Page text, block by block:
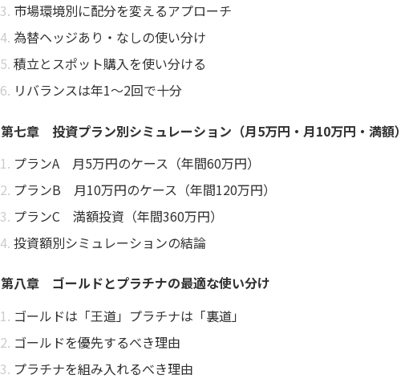
市場環境別に配分を変えるアプローチ
為替ヘッジあり・なしの使い分け
積立とスポット購入を使い分ける
リバランスは年1〜2回で十分
第七章 投資プラン別シミュレーション（月5万円・月10万円・満額）
プランA 月5万円のケース（年間60万円）
プランB 月10万円のケース（年間120万円）
プランC 満額投資（年間360万円）
投資額別シミュレーションの結論
第八章 ゴールドとプラチナの最適な使い分け
ゴールドは「王道」プラチナは「裏道」
ゴールドを優先するべき理由
プラチナを組み入れるべき理由